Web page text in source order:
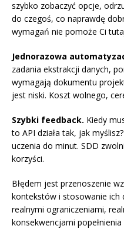
szybko zobaczyć opcje,
do czegoś, co naprawdę
wymagań nie pomoże Ci
Jednorazowa
zadania ekstrakcji danych,
wymagają dokumentu
jest niski. Koszt wolnego,
Szybki feedback. Kiedy
to API działa tak, jak
uczenia do minut. SDD
korzyści.
Błędem jest przenoszenie
kontekstów i stosowanie ich
realnymi ograniczeniami,
konsekwencjami popełnienia